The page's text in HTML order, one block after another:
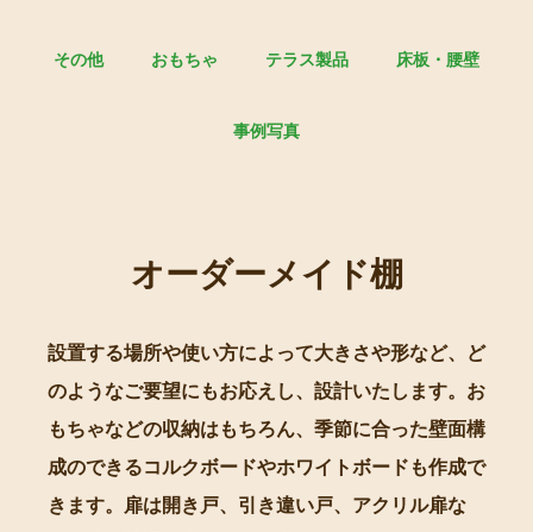
その他 おもちゃ テラス製品 床板・腰壁
事例写真
オーダーメイド棚
設置する場所や使い方によって大きさや形など、ど
のようなご要望にもお応えし、設計いたします。お
もちゃなどの収納はもちろん、季節に合った壁面構
成のできるコルクボードやホワイトボードも作成で
きます。扉は開き戸、引き違い戸、アクリル扉な